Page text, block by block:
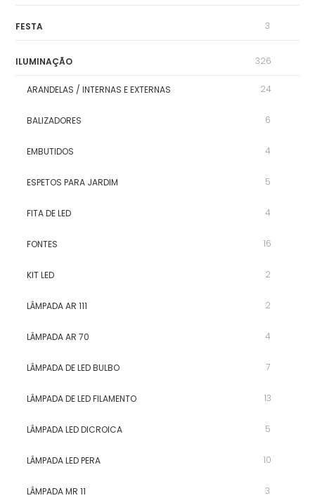
FESTA 3
ILUMINAÇÃO 326
ARANDELAS / INTERNAS E EXTERNAS 24
BALIZADORES 6
EMBUTIDOS 4
ESPETOS PARA JARDIM 5
FITA DE LED 4
FONTES 16
KIT LED 2
LÂMPADA AR 111 2
LÂMPADA AR 70 4
LÂMPADA DE LED BULBO 7
LÂMPADA DE LED FILAMENTO 13
LÂMPADA LED DICROICA 5
LÂMPADA LED PERA 10
LÂMPADA MR 11 3